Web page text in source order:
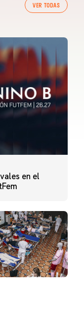
VER TODAS
en el